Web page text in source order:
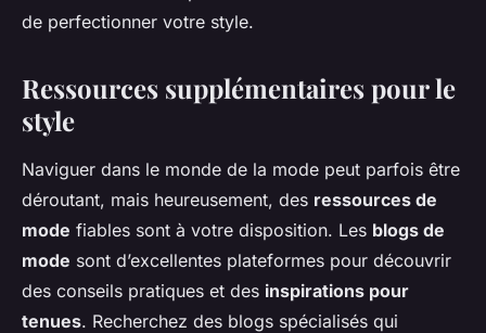
de perfectionner votre style.
Ressources supplémentaires pour le
style
Naviguer dans le monde de la mode peut parfois être
déroutant, mais heureusement, des ressources de
mode fiables sont à votre disposition. Les blogs de
mode sont d’excellentes plateformes pour découvrir
des conseils pratiques et des inspirations pour
tenues. Recherchez des blogs spécialisés qui